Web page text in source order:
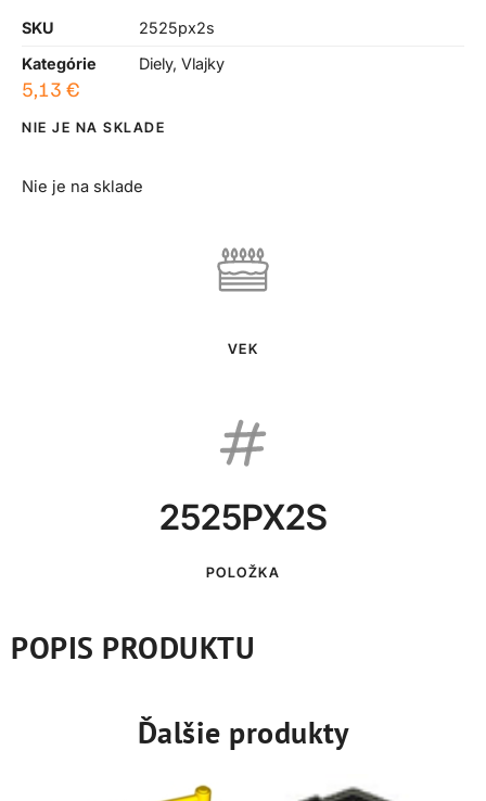
SKU
2525px2s
Kategórie
Diely, Vlajky
5,13 €
NIE JE NA SKLADE
Nie je na sklade
VEK
2525PX2S
POLOŽKA
POPIS PRODUKTU
Ďalšie produkty